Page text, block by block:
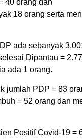
40 orang dan
18 orang serta
ada sebanyak
Dipantau =
ada 1 orang.
jumlah PDP = 83
= 52 orang dan
Positif Covid-19 =